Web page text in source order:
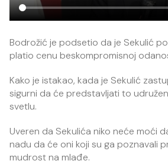
Bodrožić je podsetio da je Sekulić
platio cenu beskompromisnoj
Kako je istakao, kada je Sekulić
sigurni da će predstavljati to
svetlu.
Uveren da Sekulića niko neće moći
nadu da će oni koji su ga poznavali
mudrost na mlađe.